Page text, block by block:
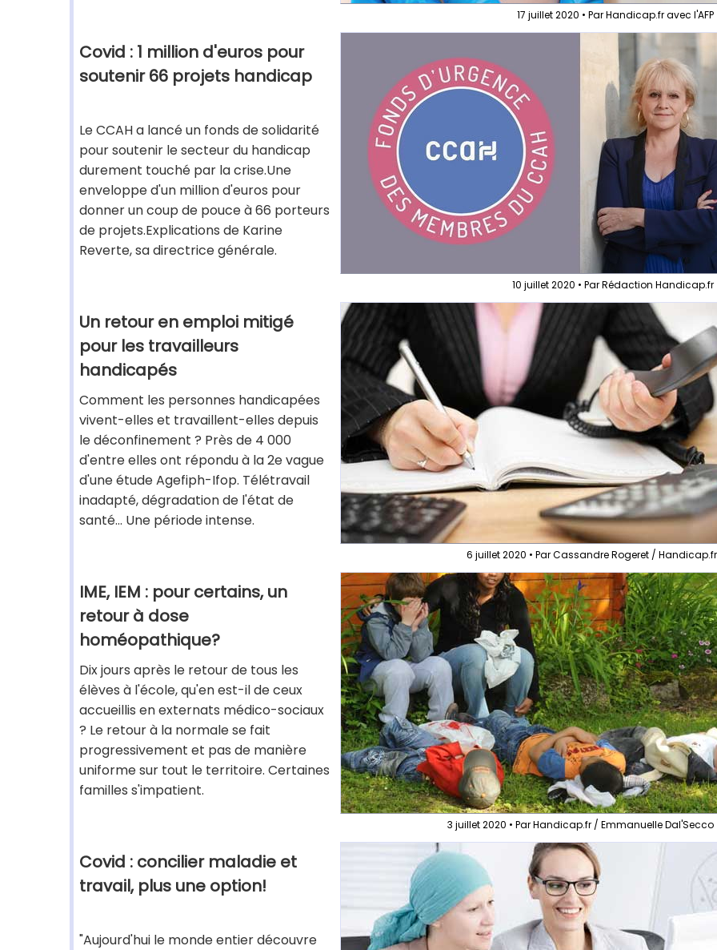
17 juillet 2020 • Par Handicap.fr avec l'AFP
Covid : 1 million d'euros pour
soutenir 66 projets handicap
Le CCAH a lancé un fonds de solidarité
pour soutenir le secteur du handicap
durement touché par la crise.Une
enveloppe d'un million d'euros pour
donner un coup de pouce à 66 porteurs
de projets.Explications de Karine
Reverte, sa directrice générale.
10 juillet 2020 • Par Rédaction Handicap.fr
Un retour en emploi mitigé
pour les travailleurs
handicapés
Comment les personnes handicapées
vivent-elles et travaillent-elles depuis
le déconfinement ? Près de 4 000
d'entre elles ont répondu à la 2e vague
d'une étude Agefiph-Ifop. Télétravail
inadapté, dégradation de l'état de
santé... Une période intense.
6 juillet 2020 • Par Cassandre Rogeret /
IME, IEM : pour certains, un
retour à dose
homéopathique?
Dix jours après le retour de tous les
élèves à l'école, qu'en est-il de ceux
accueillis en externats médico-sociaux
? Le retour à la normale se fait
progressivement et pas de manière
uniforme sur tout le territoire. Certaines
familles s'impatient.
3 juillet 2020 • Par Handicap.fr / Emmanuelle Dal'Secco
Covid : concilier maladie et
travail, plus une option!
"Aujourd'hui le monde entier découvre